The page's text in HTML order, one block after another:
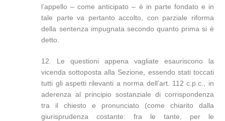
l’appello – come anticipato – è in parte fondato e in
tale parte va pertanto accolto, con parziale riforma
della sentenza impugnata secondo quanto prima si è
detto.
12. Le questioni appena vagliate esauriscono la
vicenda sottoposta alla Sezione, essendo stati toccati
tutti gli aspetti rilevanti a norma dell’art. 112 c.p.c., in
aderenza al principio sostanziale di corrispondenza
tra il chiesto e pronunciato (come chiarito dalla
giurisprudenza costante: fra le tante, per le